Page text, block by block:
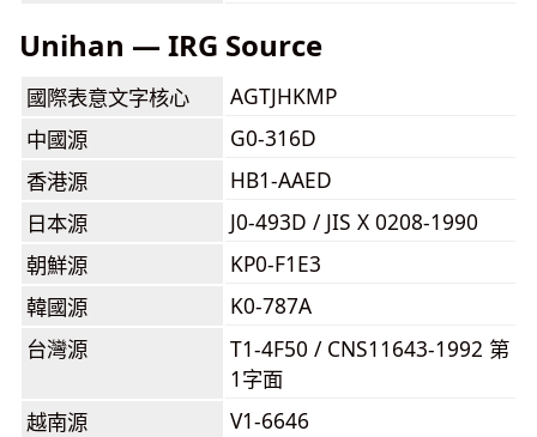
Unihan — IRG Source
國際表意文字核心
AGTJHKMP
中國源
G0-316D
香港源
HB1-AAED
日本源
J0-493D / JIS X 0208-1990
朝鮮源
KP0-F1E3
韓國源
K0-787A
台灣源
T1-4F50 / CNS11643-1992 第
1字面
越南源
V1-6646